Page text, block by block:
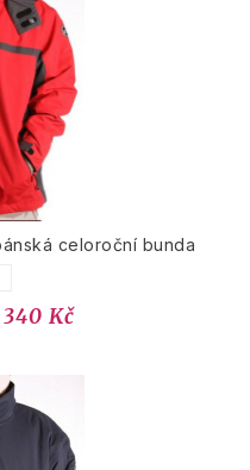
celoroční bunda
340 Kč